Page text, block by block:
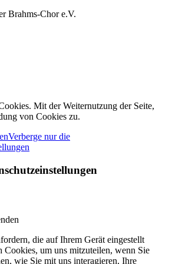
Brahms-Chor e.V.
Mit der Weiternutzung der Seite,
von Cookies zu.
Verberge nur die
die auf Ihrem Gerät eingestellt
Cookies, um uns mitzuteilen, wenn Sie
wie Sie mit uns interagieren, Ihre